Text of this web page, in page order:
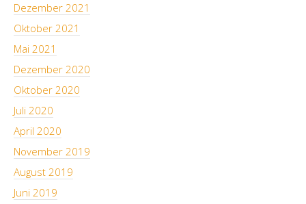
Dezember 2021
Oktober 2021
Mai 2021
Dezember 2020
Oktober 2020
Juli 2020
April 2020
November 2019
August 2019
Juni 2019